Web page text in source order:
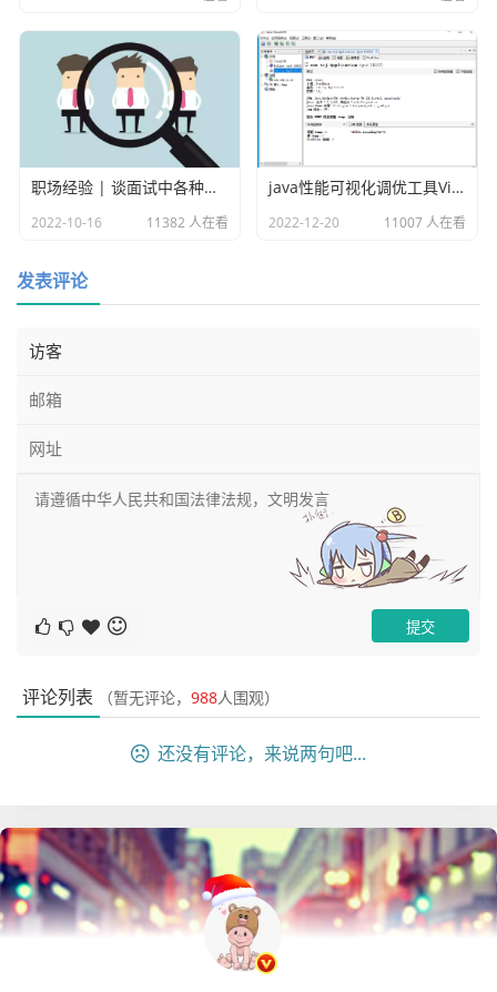
解析错误信息的示例如下：
loginRequest := request.LoginReuqest{}
if err := c.ShouldBindJSON(&loginRequest); err !
//老的错误信息提示
rr.Error())
middleware.Fail(c, http.StatusBadRequest, con
return
可以看到现在的显示是我们自定义的错误信息了，是不是变
得友好了？
最后按照惯例，附上本案例的源码，登陆后即可下载。
职场经验 | 谈面试中各种各样的坑
2022-10-16 11382 人在看
java性能可视化调优工具VisualVM
2022-12-20 11007 人在看
发表评论
评论列表 （暂无评论， 988人围观）
还没有评论，来说两句吧...